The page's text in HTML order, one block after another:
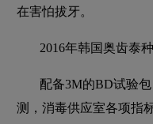
在害怕拔牙。
2016年韩国奥齿泰
配备3M的BD试验
测，消毒供应室各项指